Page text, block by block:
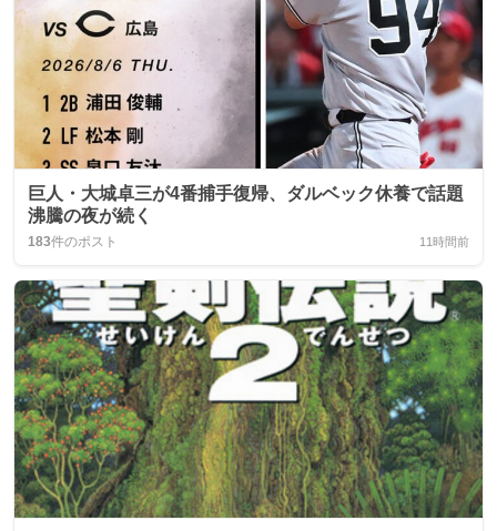
巨人・大城卓三が4番捕手復帰、ダルベック休養で話題
沸騰の夜が続く
183件のポスト 11時間前